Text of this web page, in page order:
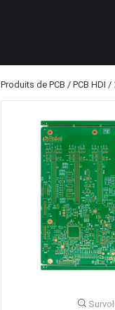
Produits de PCB / PCB HDI /